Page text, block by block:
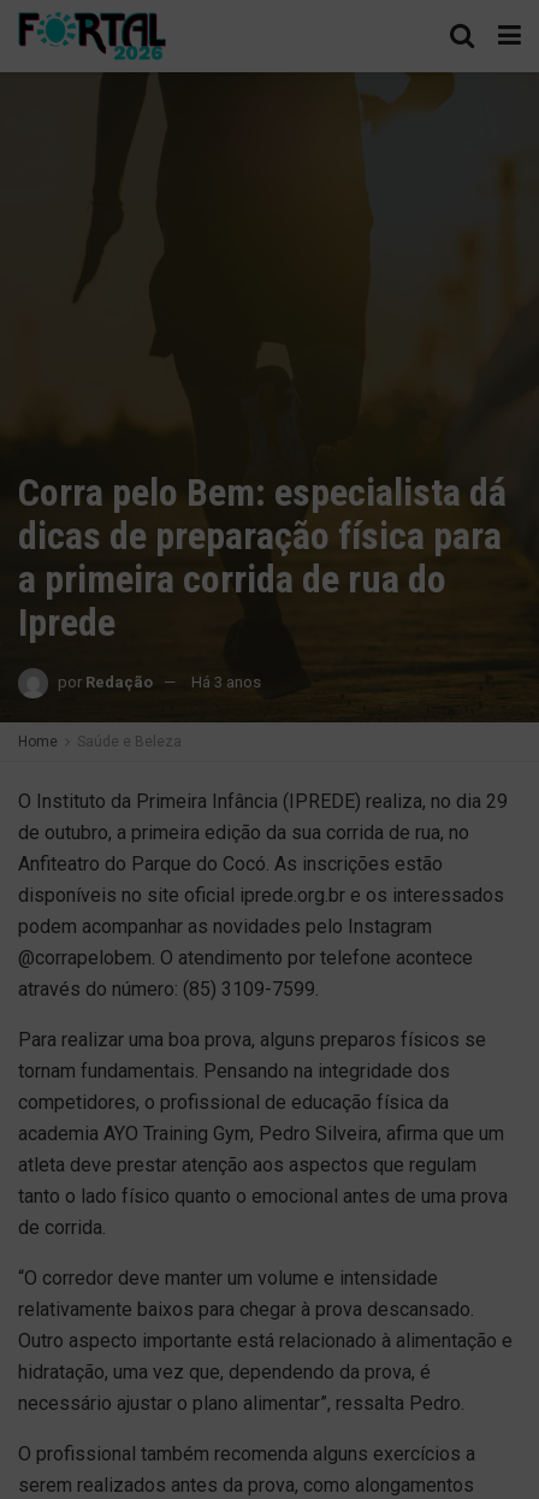
Corra pelo Bem: especialista dá
dicas de preparação física para
a primeira corrida de rua do
Iprede
por Redação Há 3 anos
Home Saúde e Beleza
O Instituto da Primeira Infância (IPREDE) realiza, no dia 29
de outubro, a primeira edição da sua corrida de rua, no
Anfiteatro do Parque do Cocó. As inscrições estão
disponíveis no site oficial iprede.org.br e os interessados
podem acompanhar as novidades pelo Instagram
@corrapelobem. O atendimento por telefone acontece
através do número: (85) 3109-7599.
Para realizar uma boa prova, alguns preparos físicos se
tornam fundamentais. Pensando na integridade dos
competidores, o profissional de educação física da
academia AYO Training Gym, Pedro Silveira, afirma que um
atleta deve prestar atenção aos aspectos que regulam
tanto o lado físico quanto o emocional antes de uma prova
de corrida.
“O corredor deve manter um volume e intensidade
relativamente baixos para chegar à prova descansado.
Outro aspecto importante está relacionado à alimentação e
hidratação, uma vez que, dependendo da prova, é
necessário ajustar o plano alimentar”, ressalta Pedro.
O profissional também recomenda alguns exercícios a
serem realizados antes da prova, como alongamentos